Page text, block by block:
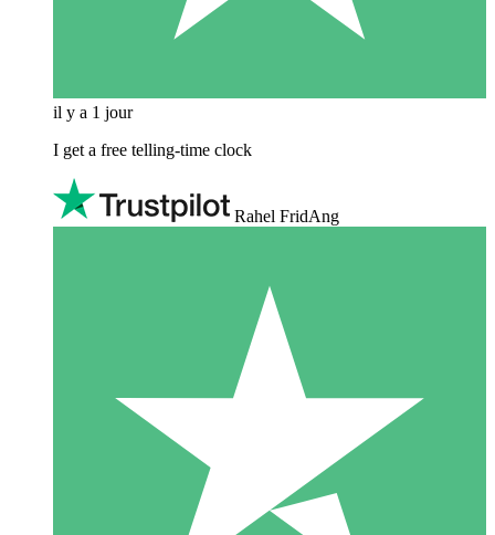
il y a 1 jour
I get a free telling-time clock
Rahel FridAng